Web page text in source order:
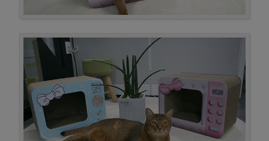
프 하세요!